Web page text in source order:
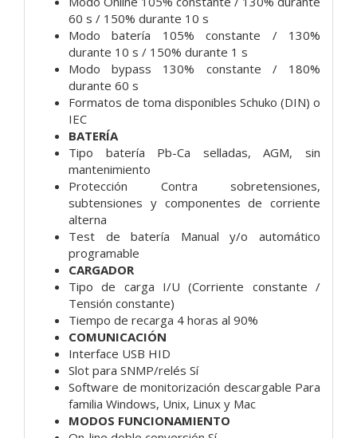
60 s / 150% durante 10 s
Modo batería 105% constante / 130%
durante 10 s / 150% durante 1 s
Modo bypass 130% constante / 180%
durante 60 s
Formatos de toma disponibles Schuko (DIN) o
IEC
BATERÍA
Tipo batería Pb-Ca selladas, AGM, sin
mantenimiento
Protección Contra sobretensiones,
subtensiones y componentes de corriente
alterna
Test de batería Manual y/o automático
programable
CARGADOR
Tipo de carga I/U (Corriente constante /
Tensión constante)
Tiempo de recarga 4 horas al 90%
COMUNICACIÓN
Interface USB HID
Slot para SNMP/relés Sí
Software de monitorización descargable Para
familia Windows, Unix, Linux y Mac
MODOS FUNCIONAMIENTO